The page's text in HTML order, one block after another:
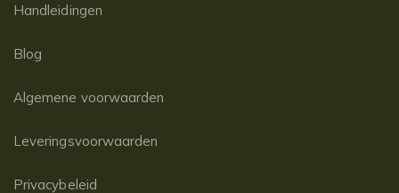
Handleidingen
Blog
Algemene voorwaarden
Leveringsvoorwaarden
Privacybeleid